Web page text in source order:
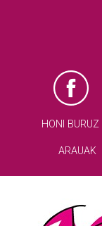
HONI BURUZ
ARAUAK